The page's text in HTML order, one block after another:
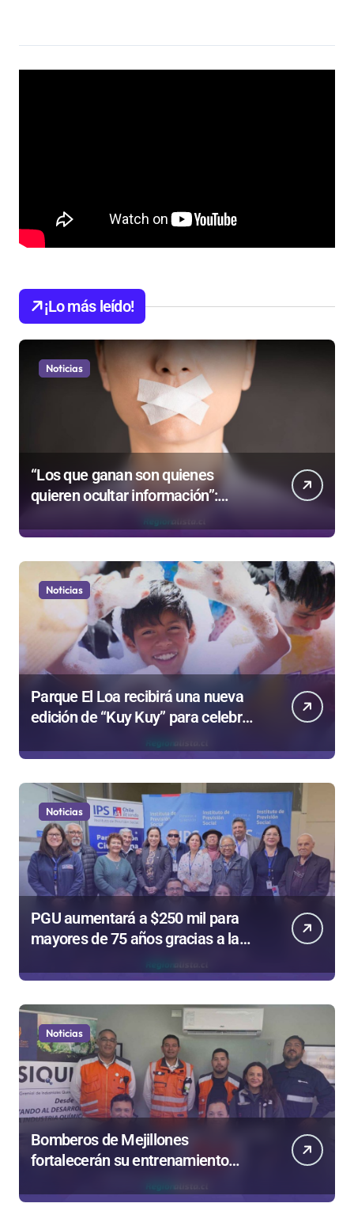
¡Lo más leído!
Noticias
“Los que ganan son quienes
quieren ocultar información”:
Colegio de Periodistas cuestiona la
“Ley Mordaza 2.0”
Noticias
Parque El Loa recibirá una nueva
edición de “Kuy Kuy” para celebrar
Noticias
PGU aumentará a $250 mil para
mayores de 75 años gracias a la
reforma aprobada el 2025
Noticias
Bomberos de Mejillones
fortalecerán su entrenamiento
para enfrentar emergencias
complejas